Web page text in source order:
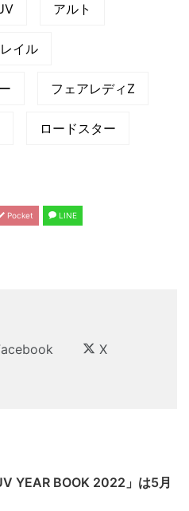
アルト
イル
フェアレディZ
ロードスター
Pocket LINE
X
YEAR BOOK 2022」は5月